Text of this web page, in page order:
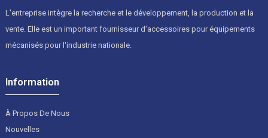
L'entreprise intègre la recherche et le développement, la production et la
vente. Elle est un important fournisseur d'accessoires pour équipements
mécanisés pour l'industrie nationale.
Information
À Propos De Nous
Nouvelles